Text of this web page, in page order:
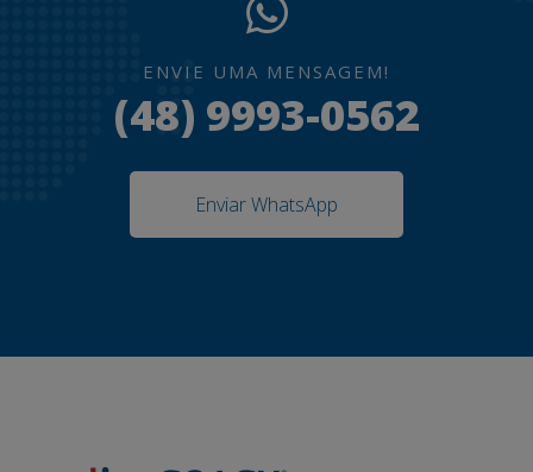
ENVIE UMA MENSAGEM!
(48) 9993-0562
Enviar WhatsApp